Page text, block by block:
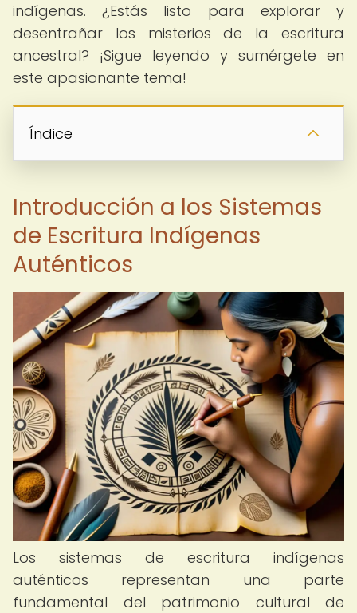
indígenas. ¿Estás listo para explorar y
desentrañar los misterios de la escritura
ancestral? ¡Sigue leyendo y sumérgete en
este apasionante tema!
Índice
Introducción a los Sistemas
de Escritura Indígenas
Auténticos
Los sistemas de escritura indígenas
auténticos representan una parte
fundamental del patrimonio cultural de